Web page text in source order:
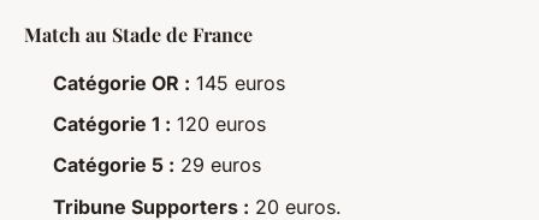
Match au Stade de France
Catégorie OR : 145 euros
Catégorie 1 : 120 euros
Catégorie 5 : 29 euros
Tribune Supporters : 20 euros.